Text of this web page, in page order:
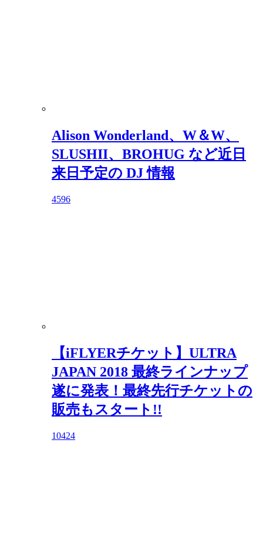
Alison Wonderland、W＆W、
SLUSHII、BROHUG など近日
来日予定の DJ 情報
4596
【iFLYERチケット】ULTRA
JAPAN 2018 最終ラインナップ
遂に発表！最終先行チケットの
販売もスタート!!
10424